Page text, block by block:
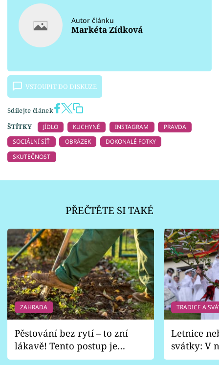
Autor článku
Markéta Zídková
VSTOUPIT DO DISKUZE
Sdílejte článek
ŠTÍTKY
JÍDLO KUCHYNĚ INSTAGRAM
PRAVDA
SOCIÁLNÍ SÍŤ
OBRÁZEK
DOKONALÉ FOTKY
SKUTEČNOST
PŘEČTĚTE SI TAKÉ
ZAHRADA
Pěstování bez rytí – to zní
lákavě! Tento postup je
vhodný jen pro některé
TRADICE A
Letnice
svátky: V
pondělí